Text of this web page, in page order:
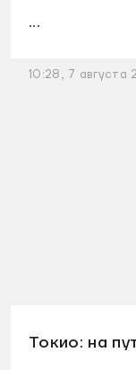
...
10:28, 7 августа
Токио: на